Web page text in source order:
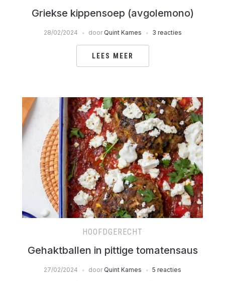
Griekse kippensoep (avgolemono)
28/02/2024 door Quint Kames 3 reacties
LEES MEER
HOOFDGERECHT
Gehaktballen in pittige tomatensaus
27/02/2024 door Quint Kames 5 reacties